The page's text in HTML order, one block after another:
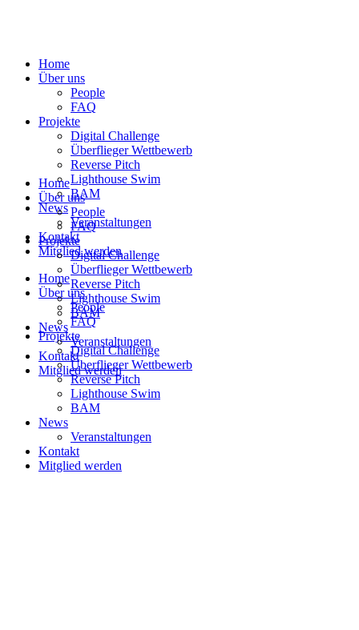
Home
Über uns
People
FAQ
Projekte
Digital Challenge
Überflieger Wettbewerb
Reverse Pitch
Lighthouse Swim
BAM
News
Veranstaltungen
Kontakt
Mitglied werden
Home
Über uns
People
FAQ
Projekte
Digital Challenge
Überflieger Wettbewerb
Reverse Pitch
Lighthouse Swim
BAM
News
Veranstaltungen
Kontakt
Mitglied werden
Home
Über uns
People
FAQ
Projekte
Digital Challenge
Überflieger Wettbewerb
Reverse Pitch
Lighthouse Swim
BAM
News
Veranstaltungen
Kontakt
Mitglied werden